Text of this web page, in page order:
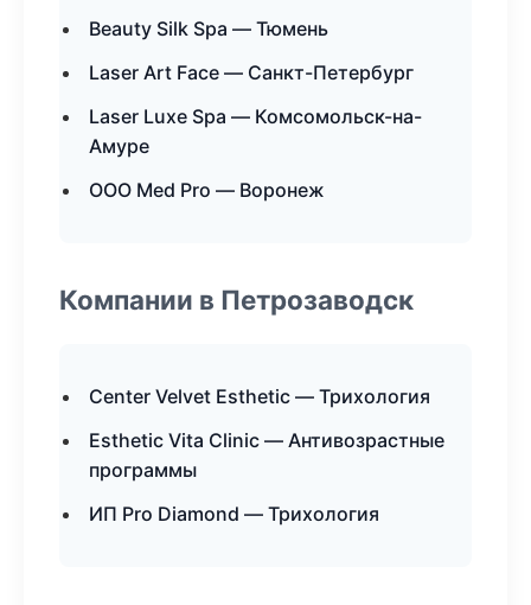
Beauty Silk Spa — Тюмень
Laser Art Face — Санкт-Петербург
Laser Luxe Spa — Комсомольск-на-
Амуре
ООО Med Pro — Воронеж
Компании в Петрозаводск
Center Velvet Esthetic — Трихология
Esthetic Vita Clinic — Антивозрастные
программы
ИП Pro Diamond — Трихология